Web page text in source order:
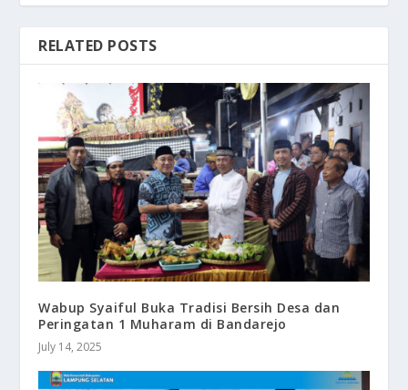
RELATED POSTS
Wabup Syaiful Buka Tradisi Bersih Desa dan
Peringatan 1 Muharam di Bandarejo
July 14, 2025